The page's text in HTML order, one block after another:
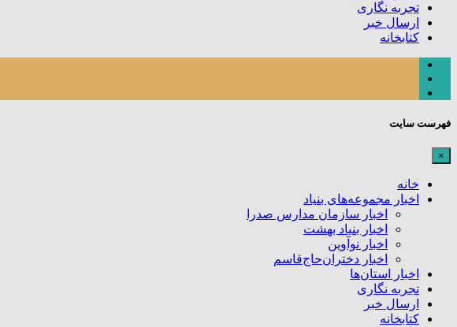
تجربه نگاری
ارسال خبر
کتابخانه
فهرست سایت
×
خانه
اخبار مجموعه‌های بنیاد
اخبار سازمان مدارس صدرا
اخبار بنیاد بهشت
اخبار نوآوین
اخبار دختران‌حاج‌قاسم
اخبار استان‌ها
تجربه نگاری
ارسال خبر
کتابخانه